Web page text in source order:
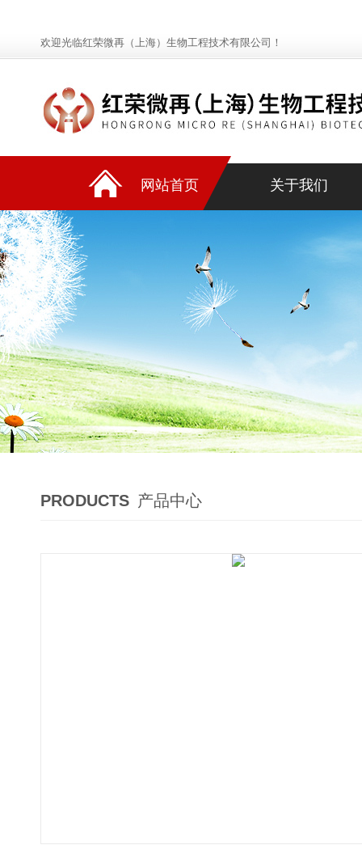
欢迎光临红荣微再（上海）生物工程技术有限公司！
网站首页 关于我们
PRODUCTS 产品中心